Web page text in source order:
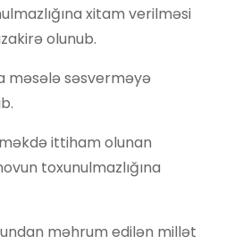
xitam verilməsi
olunub.
məsələ səsverməyə
ittiham olunan
toxunulmazlığına
məhrum edilən millət